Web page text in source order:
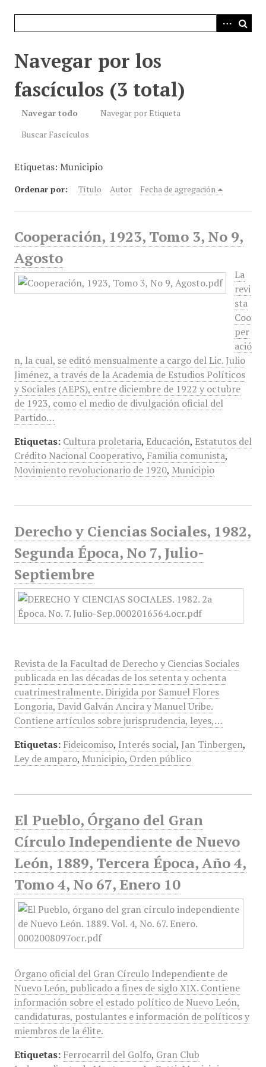
Navegar por los
fascículos (3 total)
Navegar todo
Navegar por Etiqueta
Buscar Fascículos
Etiquetas: Municipio
Ordenar por: Título Autor Fecha de agregación
Cooperación, 1923, Tomo 3, No 9,
Agosto
La
revi
sta
Coo
per
ació
n, la cual, se editó mensualmente a cargo del Lic. Julio
Jiménez, a través de la Academia de Estudios Políticos
y Sociales (AEPS), entre diciembre de 1922 y octubre
de 1923, como el medio de divulgación oficial del
Partido…
Etiquetas: Cultura proletaria, Educación, Estatutos del
Crédito Nacional Cooperativo, Familia comunista,
Movimiento revolucionario de 1920, Municipio
Derecho y Ciencias Sociales, 1982,
Segunda Época, No 7, Julio-
Septiembre
Revista de la Facultad de Derecho y Ciencias Sociales
publicada en las décadas de los setenta y ochenta
cuatrimestralmente. Dirigida por Samuel Flores
Longoria, David Galván Ancira y Manuel Uribe.
Contiene artículos sobre jurisprudencia, leyes,…
Etiquetas: Fideicomiso, Interés social, Jan Tinbergen,
Ley de amparo, Municipio, Orden público
El Pueblo, Órgano del Gran
Círculo Independiente de Nuevo
León, 1889, Tercera Época, Año 4,
Tomo 4, No 67, Enero 10
Órgano oficial del Gran Círculo Independiente de
Nuevo León, publicado a fines de siglo XIX. Contiene
información sobre el estado político de Nuevo León,
candidaturas, postulantes e información de políticos y
miembros de la élite.
Etiquetas: Ferrocarril del Golfo, Gran Club